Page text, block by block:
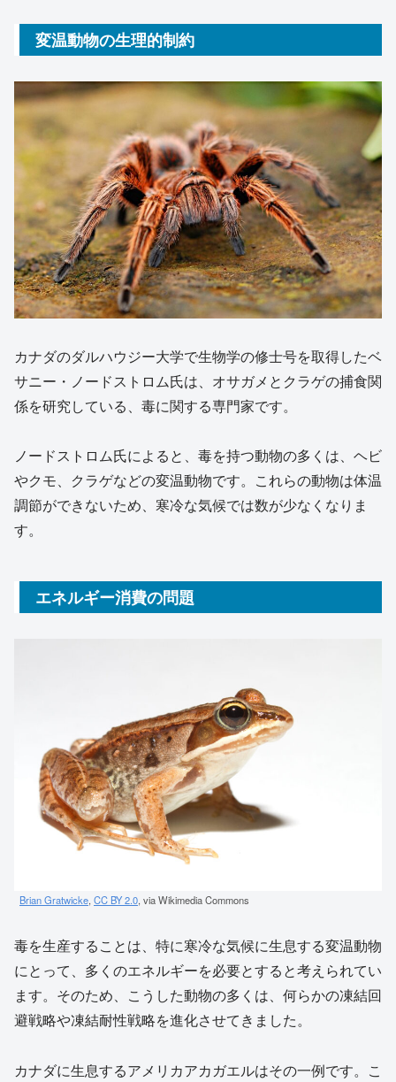
変温動物の生理的制約
カナダのダルハウジー大学で生物学の修士号を取得したベ
サニー・ノードストロム氏は、オサガメとクラゲの捕食関
係を研究している、毒に関する専門家です。
ノードストロム氏によると、毒を持つ動物の多くは、ヘビ
やクモ、クラゲなどの変温動物です。これらの動物は体温
調節ができないため、寒冷な気候では数が少なくなりま
す。
エネルギー消費の問題
Brian Gratwicke, CC BY 2.0, via Wikimedia Commons
毒を生産することは、特に寒冷な気候に生息する変温動物
にとって、多くのエネルギーを必要とすると考えられてい
ます。そのため、こうした動物の多くは、何らかの凍結回
避戦略や凍結耐性戦略を進化させてきました。
カナダに生息するアメリカアカガエルはその一例です。こ